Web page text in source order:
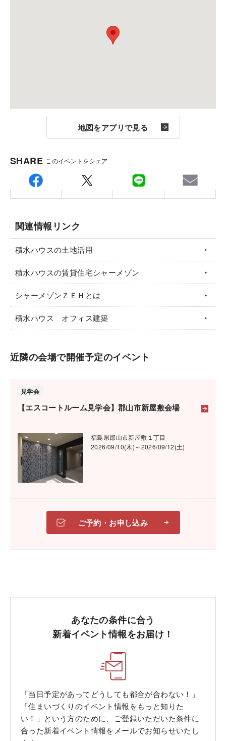
※当会場には駐車スペースはございません。最寄りの
が、実際のものと異なる場合がございます。予めご了
承ください。
級の高層ビルと同じ耐震基準の設計が可能です。しな
あらゆる入居者層にアピールできる付加価値
人差に関わらず、誰にとっても安心で快適なユニバー
建物の顔であるエントランスに高級感を演出
アップする「オートドア」。自動で開閉するドアは、
荷物を持っていたりベビーカーを押したりするときに
便利なほか、オートロックにすることで防犯性も高ま
ります。
※定休日に頂いたお問い合わせ・ご予約のお返事は翌
営業日以降のご案内になります。
地図をアプリで見る
SHARE このイベントをシェア
関連情報リンク
積水ハウスの土地活用
積水ハウスの賃貸住宅シャーメゾン
シャーメゾンＺＥＨとは
積水ハウス オフィス建築
近隣の会場で開催予定のイベント
【エスコートルーム見学会】郡山市新屋敷会場
見学会
福島県郡山市新屋敷１丁目
2026/09/10(木)～2026/09/12(土)
ご予約・お申し込み
あなたの条件に合う
新着イベント情報をお届け！
「当日予定があってどうしても都合が合わない！」
「住まいづくりのイベント情報をもっと知りた
い！」という方のために、ご登録いただいた条件に
合った新着イベント情報をメールでお知らせいたし